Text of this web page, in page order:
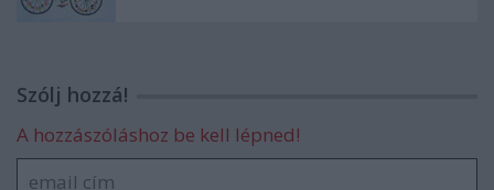
Szólj hozzá!
A hozzászóláshoz be kell lépned!